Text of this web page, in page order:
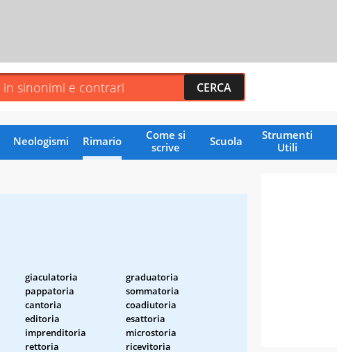
Neologismi Rimario
Come si
scrive
Scuola
Strumenti
Utili
giaculatoria
graduatoria
pappatoria
sommatoria
cantoria
coadiutoria
editoria
esattoria
imprenditoria
microstoria
rettoria
ricevitoria